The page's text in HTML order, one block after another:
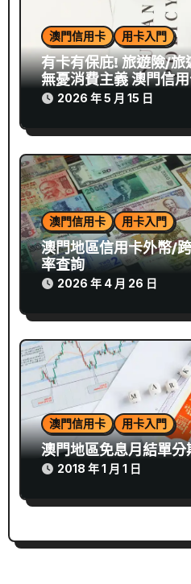
澳門信用卡 用卡入門
有卡有保庇! 旅遊險/
無憂消費主
2026 年 5 月 15 日
澳門信用卡 用卡入門
澳門地區信用卡外幣/
率查詢
2026 年 4 月 26 日
澳門信用卡 用卡入門
澳門地區免息月結單
2018 年 1 月 1 日